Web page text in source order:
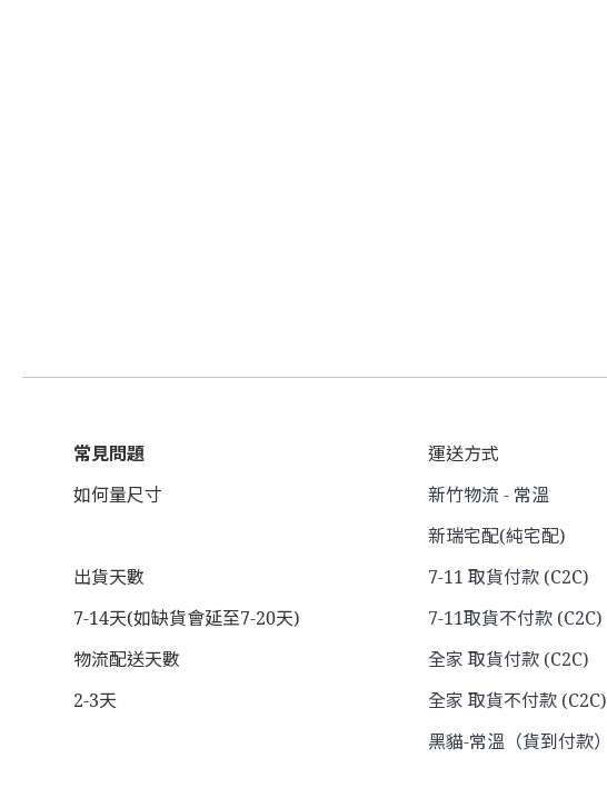
常見問題
如何量尺寸
出貨天數
7-14天(如缺貨會延至7-20天)
物流配送天數
2-3天
運送方式
新竹物流 - 常溫
新瑞宅配(純宅配)
7-11 取貨付款 (C2C)
7-11取貨不付款 (C2C)
全家 取貨付款 (C2C)
全家 取貨不付款 (C2C)
黑貓-常溫（貨到付款）